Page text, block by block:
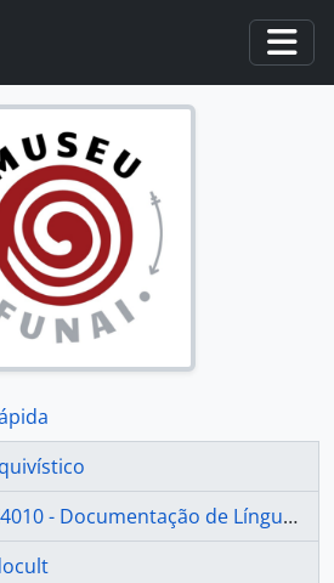
de Línguas e Culturas Indígenas Brasileiras